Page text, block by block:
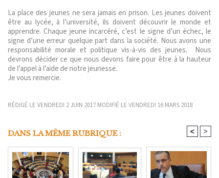
La place des jeunes ne sera jamais en prison. Les jeunes doivent
être au lycée, à l’université, ils doivent découvrir le monde et
apprendre. Chaque jeune incarcéré, c’est le signe d’un échec, le
signe d’une erreur quelque part dans la société. Nous avons une
responsabilité morale et politique vis-à-vis des jeunes. Nous
devrons décider ce que nous devons faire pour être à la hauteur
de l’appel à l’aide de notre jeunesse.
Je vous remercie.
RÉDIGÉ LE VENDREDI 2 JUIN 2017 MODIFIÉ LE VENDREDI 16 MARS 2018
DANS LA MÊME RUBRIQUE : < >